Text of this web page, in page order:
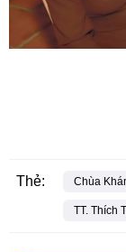
Thẻ: Chùa
TT. Thích